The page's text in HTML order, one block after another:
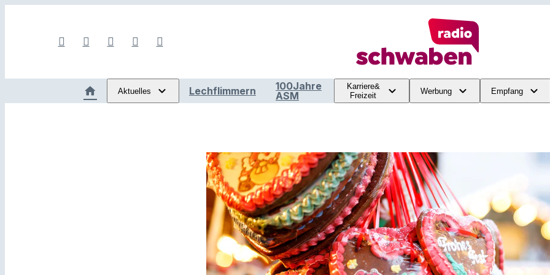
Aktuelles Lechflimmern
100Jahre
ASM
Karriere&
Freizeit
Werbung Empfang